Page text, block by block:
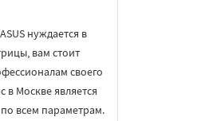
нуждается в
вам стоит
своего
в Москве является
всем параметрам.